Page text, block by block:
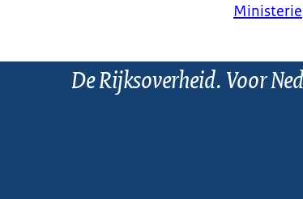
Ministerie
De Rijksoverheid. Voor